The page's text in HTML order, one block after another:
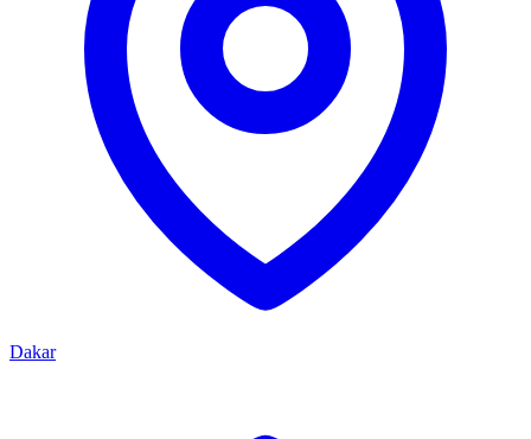
Dakar